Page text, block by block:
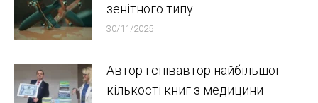
зенітного типу
30/11/2025
Автор і співавтор найбільшої
кількості книг з медицини